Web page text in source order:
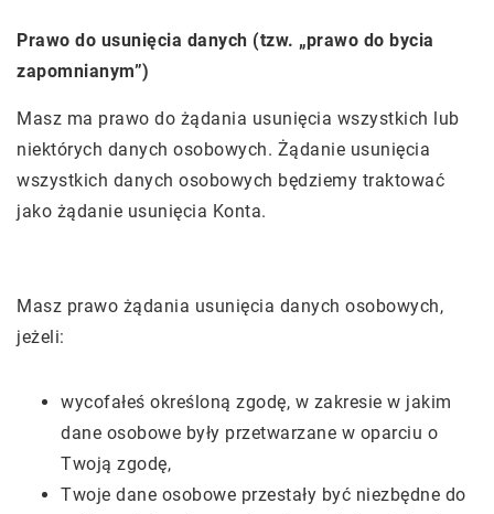
Prawo do usunięcia danych (tzw. „prawo do bycia
zapomnianym”)
Masz ma prawo do żądania usunięcia wszystkich lub
niektórych danych osobowych. Żądanie usunięcia
wszystkich danych osobowych będziemy traktować
jako żądanie usunięcia Konta.
Masz prawo żądania usunięcia danych osobowych,
jeżeli:
wycofałeś określoną zgodę, w zakresie w jakim
dane osobowe były przetwarzane w oparciu o
Twoją zgodę,
Twoje dane osobowe przestały być niezbędne do